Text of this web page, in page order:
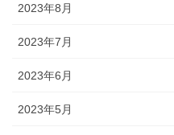
2023年8月
2023年7月
2023年6月
2023年5月